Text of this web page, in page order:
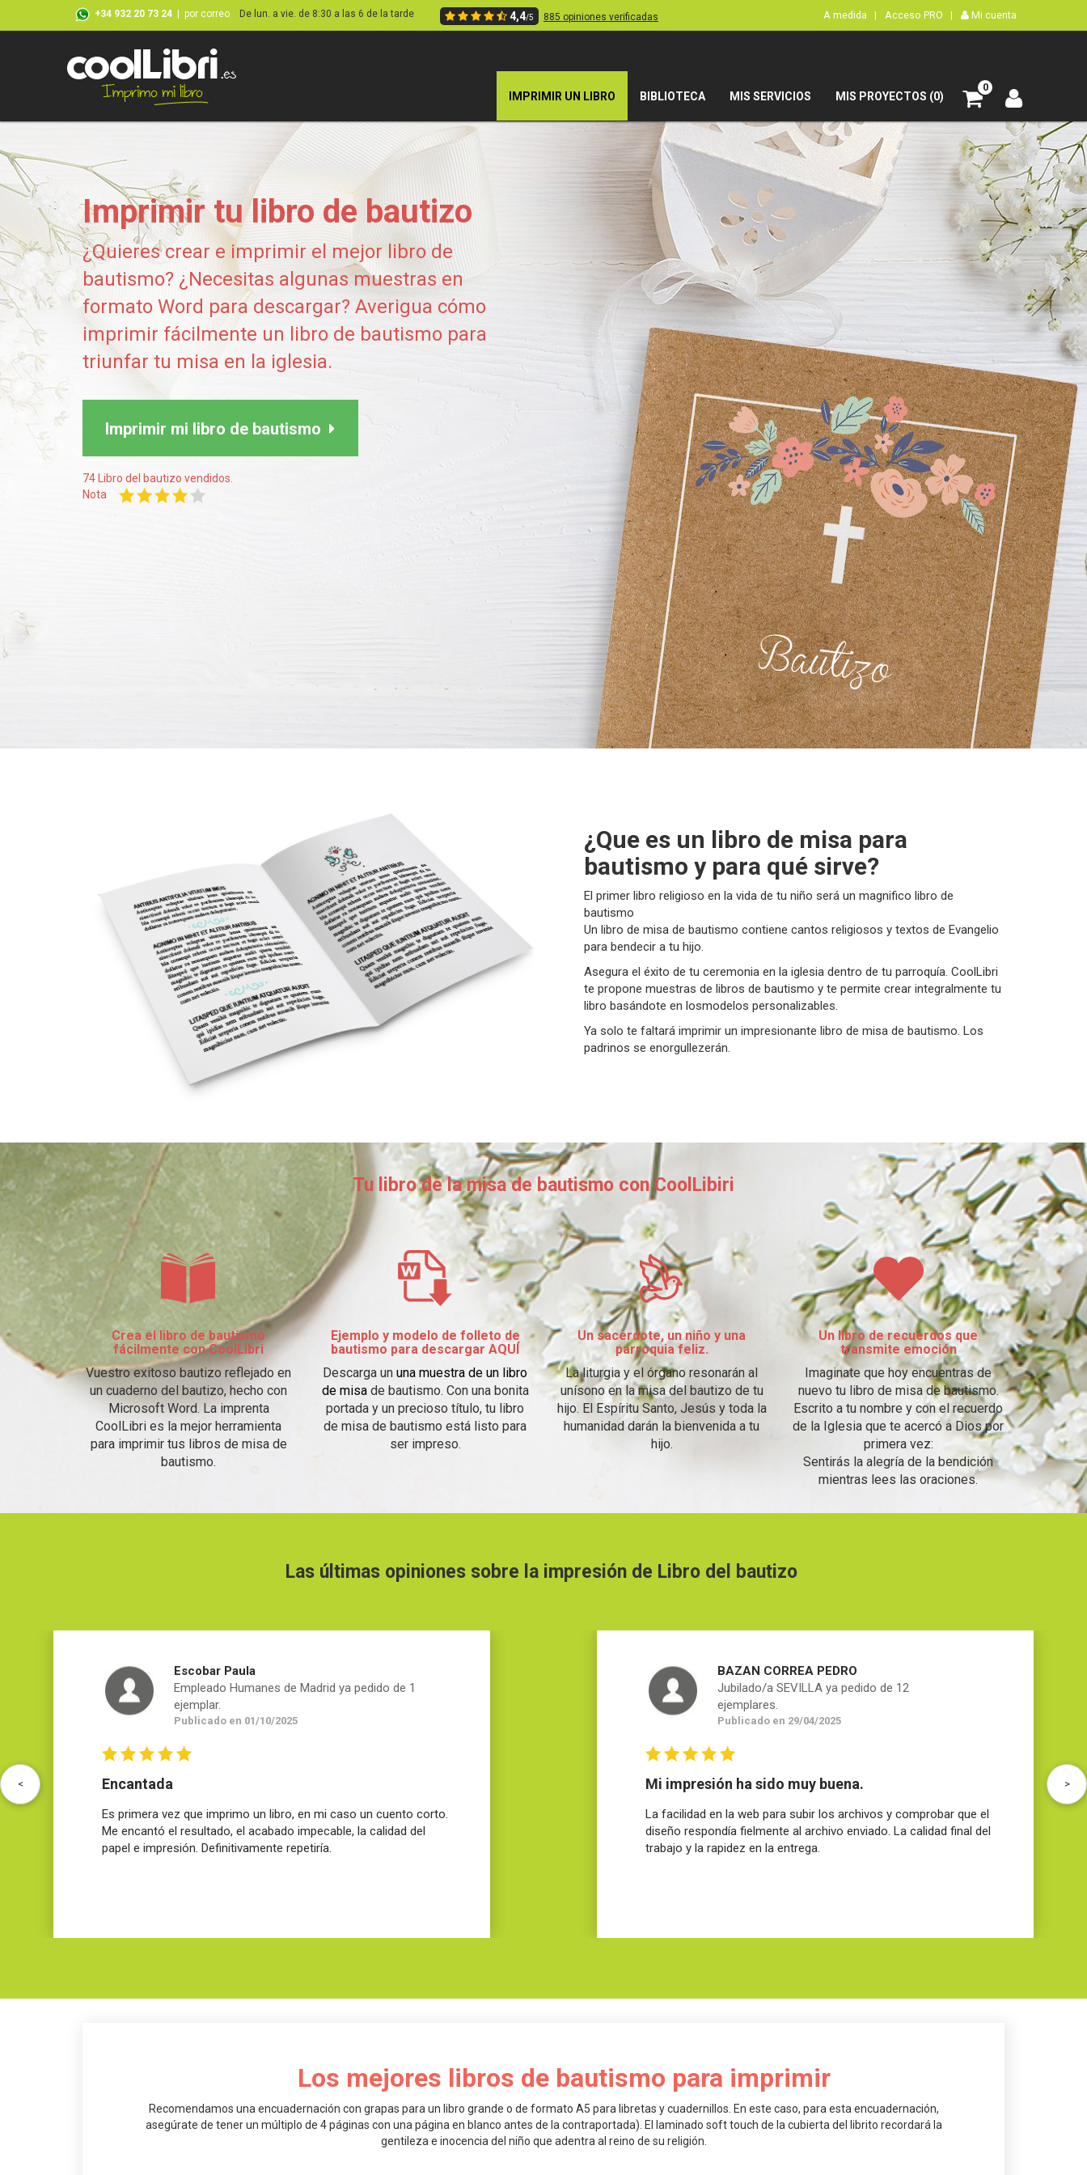
+34 932 20 73 24 por correo De lun. a vie. de 8:30 a las 6 de la tarde 4,4/5 885 opiniones verificadas A medida | Acceso PRO | Mi cuenta
IMPRIMIR UN LIBRO BIBLIOTECA MIS SERVICIOS MIS PROYECTOS (0)
0
Imprimir tu libro de bautizo
¿Quieres crear e imprimir el mejor libro de
bautismo? ¿Necesitas algunas muestras en
formato Word para descargar? Averigua cómo
imprimir fácilmente un libro de bautismo para
triunfar tu misa en la iglesia.
Imprimir mi libro de bautismo
74 Libro del bautizo vendidos.
Nota
¿Que es un libro de misa para
bautismo y para qué sirve?
El primer libro religioso en la vida de tu niño será un magnifico libro de
bautismo
Un libro de misa de bautismo contiene cantos religiosos y textos de Evangelio
para bendecir a tu hijo.
Asegura el éxito de tu ceremonia en la iglesia dentro de tu parroquía. CoolLibri
te propone muestras de libros de bautismo y te permite crear integralmente tu
libro basándote en losmodelos personalizables.
Ya solo te faltará imprimir un impresionante libro de misa de bautismo. Los
padrinos se enorgullezerán.
Tu libro de la misa de bautismo con CoolLibiri
Crea el libro de bautismo
fácilmente con CoolLibri
Vuestro exitoso bautizo reflejado en
un cuaderno del bautizo, hecho con
Microsoft Word. La imprenta
CoolLibri es la mejor herramienta
para imprimir tus libros de misa de
bautismo.
Ejemplo y modelo de folleto de
bautismo para descargarAQUÍ
Descarga ununa muestra de un libro
de misade bautismo. Con una bonita
portada y un precioso título, tu libro
de misa de bautismo está listo para
ser impreso.
Un sacerdote, un niño y una
parroquia feliz.
La liturgia y el órgano resonarán al
unísono en la misa del bautizo de tu
hijo. El Espíritu Santo, Jesús y toda la
humanidad darán la bienvenida a tu
hijo.
Un libro de recuerdos que
transmite emoción
Imaginate que hoy encuentras de
nuevo tu libro de misa de bautismo.
Escrito a tu nombre y con el recuerdo
de la Iglesia que te acercó a Dios por
primera vez:
Sentirás la alegría de la bendición
mientras lees las oraciones.
Las últimas opiniones sobre la impresión de Libro del bautizo
Escobar Paula
Empleado Humanes de Madrid ya pedido de 1
ejemplar.
Publicado en 01/10/2025
Encantada
Es primera vez que imprimo un libro, en mi caso un cuento corto.
Me encantó el resultado, el acabado impecable, la calidad del
papel e impresión. Definitivamente repetiría.
BAZAN CORREA PEDRO
Jubilado/a SEVILLA ya pedido de 12
ejemplares.
Publicado en 29/04/2025
Mi impresión ha sido muy buena.
La facilidad en la web para subir los archivos y comprobar que el
diseño respondía fielmente al archivo enviado. La calidad final del
trabajo y la rapidez en la entrega.
< >
Los mejores libros de bautismo para imprimir
Recomendamos una encuadernación con grapas para un libro grande o de formato A5 para libretas y cuadernillos. En este caso, para esta encuadernación,
asegúrate de tener un múltiplo de 4 páginas con una página en blanco antes de la contraportada). El laminado soft touch de la cubierta del librito recordará la
gentileza e inocencia del niño que adentra al reino de su religión.